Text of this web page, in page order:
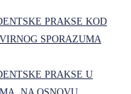
PRAKSE KOD
SPORAZUMA
PRAKSE U